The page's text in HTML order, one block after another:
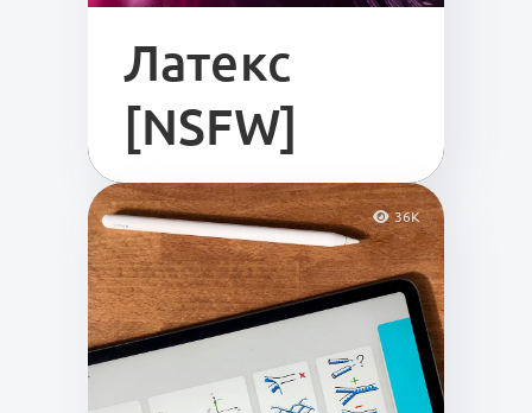
Латекс
[NSFW]
36K